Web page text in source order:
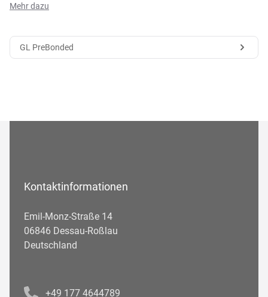
Mehr dazu
GL PreBonded
Kontaktinformationen
Emil-Monz-Straße 14
06846 Dessau-Roßlau
Deutschland
+49 177 4644789